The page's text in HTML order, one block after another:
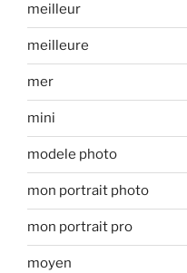
meilleur
meilleure
mer
mini
modele photo
mon portrait photo
mon portrait pro
moyen